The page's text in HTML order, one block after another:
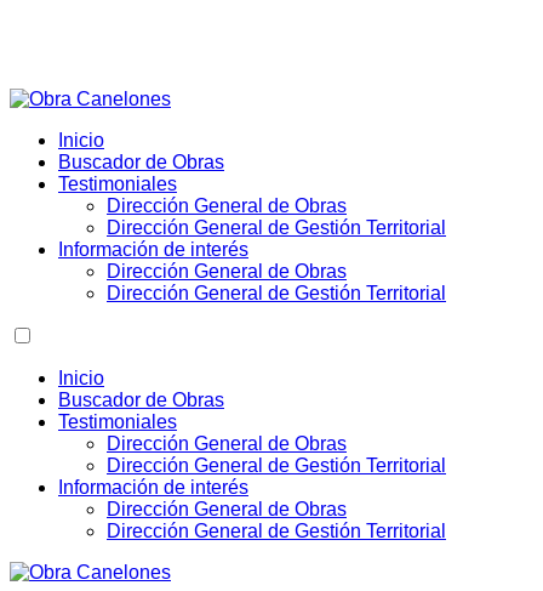
Inicio
Buscador de Obras
Testimoniales
Dirección General de Obras
Dirección General de Gestión Territorial
Información de interés
Dirección General de Obras
Dirección General de Gestión Territorial
Inicio
Buscador de Obras
Testimoniales
Dirección General de Obras
Dirección General de Gestión Territorial
Información de interés
Dirección General de Obras
Dirección General de Gestión Territorial